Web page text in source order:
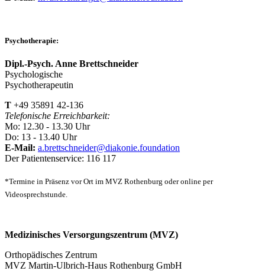
Psychotherapie:
Dipl.-Psych. Anne Brettschneider
Psychologische
Psychotherapeutin
T +49 35891 42-136
Telefonische Erreichbarkeit:
Mo: 12.30 - 13.30 Uhr
Do: 13 - 13.40 Uhr
E-Mail: a.brettschneider@diakonie.foundation
Der Patientenservice: 116 117
*Termine in Präsenz vor Ort im MVZ Rothenburg oder online per
Videosprechstunde.
Medizinisches Versorgungszentrum (MVZ)
Orthopädisches Zentrum
MVZ Martin-Ulbrich-Haus Rothenburg GmbH